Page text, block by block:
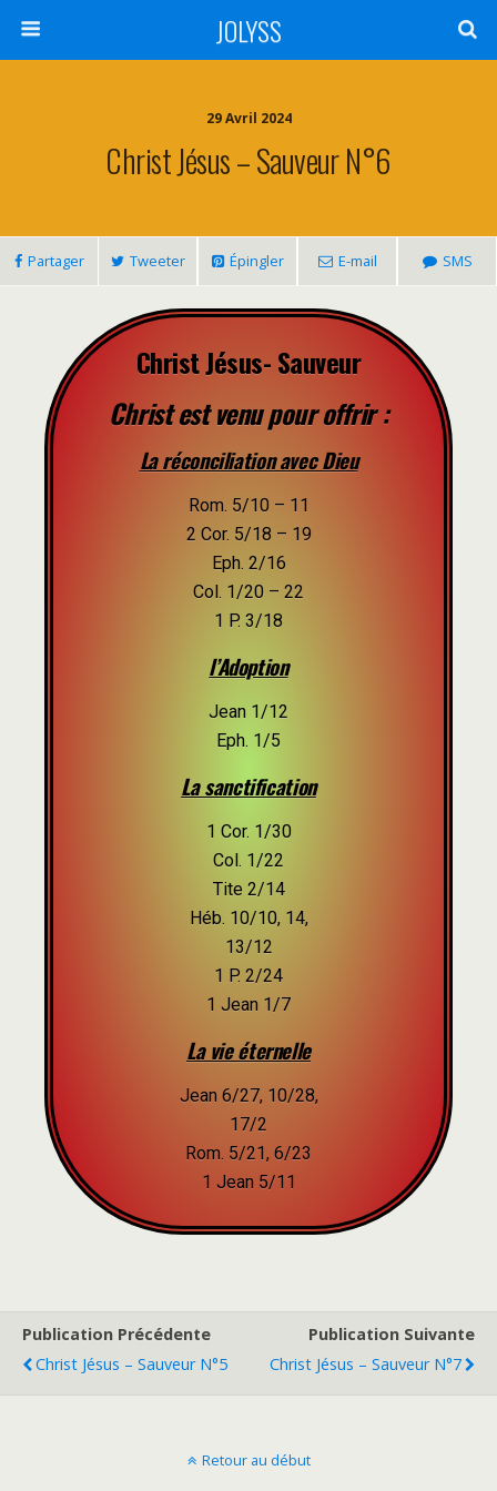
JOLYSS
29 Avril 2024
Christ Jésus – Sauveur N°6
Partager Tweeter Épingler E-mail SMS
Christ Jésus- Sauveur
Christ est venu pour offrir :
La réconciliation avec Dieu
Rom. 5/10 – 11
2 Cor. 5/18 – 19
Eph. 2/16
Col. 1/20 – 22
1 P. 3/18
l’Adoption
Jean 1/12
Eph. 1/5
La sanctification
1 Cor. 1/30
Col. 1/22
Tite 2/14
Héb. 10/10, 14,
13/12
1 P. 2/24
1 Jean 1/7
La vie éternelle
Jean 6/27, 10/28,
17/2
Rom. 5/21, 6/23
1 Jean 5/11
Publication Précédente
Christ Jésus – Sauveur N°5
Publication Suivante
Christ Jésus – Sauveur N°7
Retour au début